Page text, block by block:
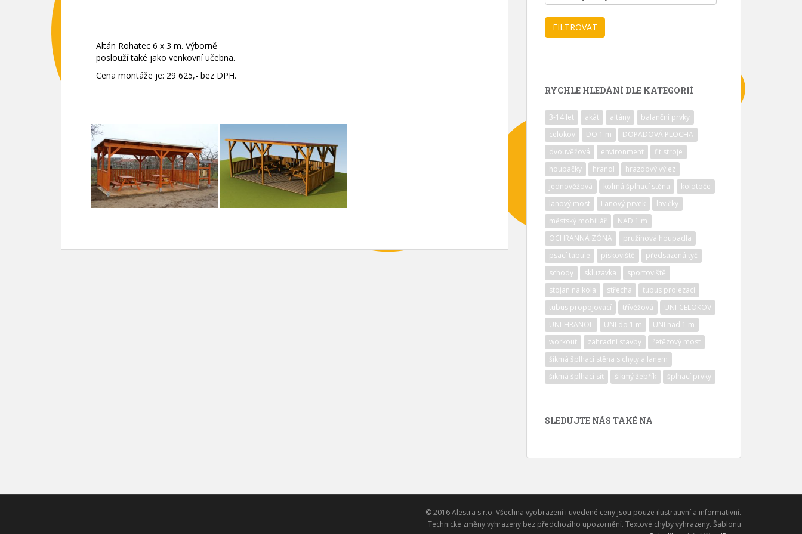
Altán Rohatec 6 x 3 m. Výborně
poslouží také jako venkovní učebna.
Cena montáže je: 29 625,- bez DPH.
RYCHLE HLEDÁNÍ DLE KATEGORIÍ
3-14 let akát altány
balanční prvky
celokov
DO 1 m
DOPADOVÁ PLOCHA
dvouvěžová
environment
fit stroje
houpačky
hranol
hrazdový výlez
jednověžová
kolmá šplhací stěna
kolotoče
lanový most
Lanový prvek
lavičky
městský mobiliář
NAD 1 m
OCHRANNÁ ZÓNA
pružinová houpadla
psací tabule
pískoviště
předsazená tyč
schody
skluzavka
sportoviště
stojan na kola
střecha
tubus prolezací
tubus propojovací
třívěžová
UNI-CELOKOV
UNI-HRANOL
UNI do 1 m
UNI nad 1 m
workout
zahradní stavby
řetězový most
šikmá šplhací stěna s chyty a lanem
šikmá šplhací síť
šikmý žebřík šplhací prvky
SLEDUJTE NÁS TAKÉ NA
© 2016 Alestra s.r.o. Všechna vyobrazení i uvedené ceny jsou pouze ilustrativní a informativní.
Technické změny vyhrazeny bez předchozího upozornění. Textové chyby vyhrazeny. Šablonu